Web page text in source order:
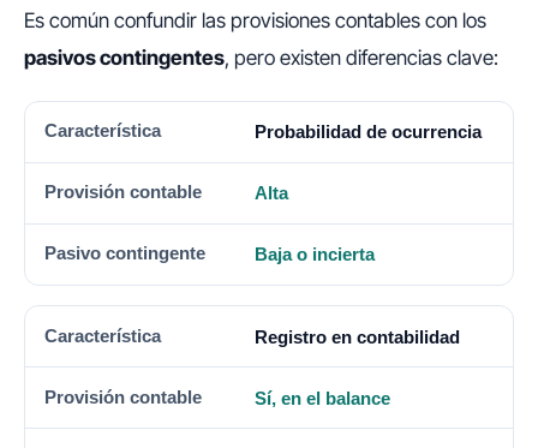
Es común confundir las provisiones contables con los
pasivos contingentes, pero existen diferencias clave:
CARACTERÍSTICA PROVISIÓN CONTABLE PASIVO
Probabilidad de ocurrencia
Alta
Baja o incierta
Registro en contabilidad
Sí, en el balance